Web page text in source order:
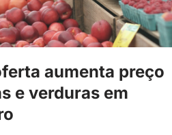
aumenta preço
e verduras em